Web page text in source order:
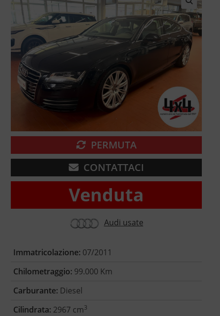
🔍
PERMUTA
CONTATTACI
Venduta
Audi usate
Immatricolazione: 07/2011
Chilometraggio: 99.000 Km
Carburante: Diesel
Cilindrata: 2967 cm3